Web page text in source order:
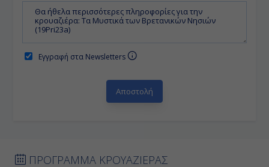
Εγγραφή στα Newsletters
ΠΡΟΓΡΑΜΜΑ ΚΡΟΥΑΖΙΕΡΑΣ